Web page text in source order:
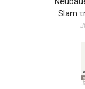
Slam